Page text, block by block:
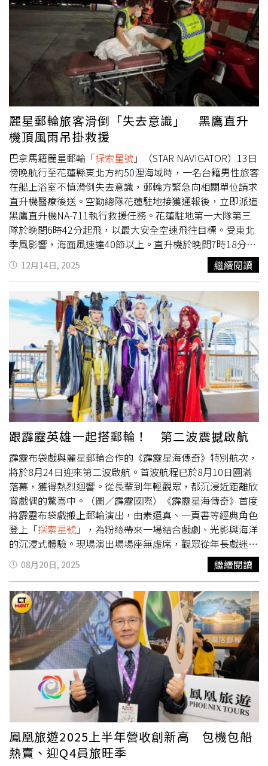
就很常當「主揪」帶家族旅遊的她，去年甚至曾組了30人的
大家庭旅行團前往大阪。而在郵輪上時常被粉絲認出、要求
合照，陳美鳳展現一貫的親民作風，直言就算素顏也完全沒
問題。每次聽到粉絲小心翼翼詢問「方便合照嗎？」她都會
帶著招牌笑容開心回應：「超方便！」巨星風範圈粉無數。
當郵輪不再只是前往目的地的方式，而逐漸成為旅程本身最
重要的體驗，娛樂內容正成為旅客選擇郵輪的重要因素之
一。麗星郵輪2.0持續透過演唱會、親子活動、主題派對及
分齡化娛樂內容，打造從登船開始便充滿驚喜與回憶的渡假
體驗。隨著暑假旅遊旺季即將到來，麗星郵輪同步推出618
年中慶優惠，首次針對暑假5晚以上航程祭出第三人0元方
案。旅客於6月30日前完成指定航程訂購，另可享每人每晚
最高新台幣800元餐飲消費金優惠，每房最高可享新台幣
11,200元。
（2歲及以上）每晚新台幣600的燃油附加費。此燃油附加
費總額將自動計入旅客的船上帳戶，並需在下船前完成結算
支付。麗星郵輪強調，此附加費將根據燃油價格的變動進行
檢討；若油價回落，附加費可能下調；若油價持續上漲，則
新預訂的附加費可能會作出調整，感謝每位旅客的理解，此
舉將有助於麗星郵輪在持續營運航次的同時，維持旅客所期
望的服務品質與體驗。
麗星郵輪旅客滑倒「失去意識」 黑鷹直升
機頂風雨吊掛救援
巴拿馬籍麗星郵輪「探索星號 」（STAR NAVIGATOR）13日
傍晚航行至花蓮縣東北方約50浬海域時，一名台籍男性旅客
在船上浴室不慎滑倒失去意識，郵輪方緊急向相關單位請求
直升機醫療後送。空勤總隊花蓮駐地接獲通報後，立即派遣
黑鷹直升機NA-711執行救援任務。花蓮駐地第一大隊第三
隊於晚間6時42分起飛，以最大安全空速飛往目標。受東北
季風影響，海面風速達40節以上。直升機於晚間7時18分抵
達目標區時，發現郵輪正航行於500呎以下的雨區內，天候
條件惡劣。經機組人員進行風險評估後，決定採取擔架吊掛
方式執行救援。由於郵輪甲板兩側搭設帳棚，直升機先於後
方實施高低空偵察確認吊掛位置，隨後在強風與降雨中成功
將傷患固定並吊掛上機。直升機隨即返航花蓮，於晚間8時4
分降落花蓮機場，並由花蓮縣消防局救護車接駁，將患者送
往醫院治療。
12月14日, 2025 繼續閱讀
跟霹靂英雄一起搭郵輪！ 第二波震撼啟航
霹靂布袋戲與麗星郵輪合作的《霹靂星海傳奇》特別航次，
將於8月24日迎來第二波啟航。首波航程已於8月10日圓滿
落幕，獲得熱烈迴響。從長輩到年輕觀眾，都沉浸近距離欣
賞戲偶的驚喜中。（圖／霹靂國際）《霹靂星海傳奇》首度
將霹靂布袋戲搬上郵輪演出，由素還真、一頁書等經典角色
登上「探索星號 」，為粉絲帶來一場結合戲劇、光影與海洋
的沉浸式體驗。現場演出場場座無虛席，觀眾從年長戲迷到
年輕世代，皆為近距離欣賞到戲偶工藝而興奮不已。此次合
作旨在推廣傳統文化與粉絲體驗，除了專場演出，船上還規
戲偶展示，由資深操偶師親自演繹。活動還邀請Coser與歌
手同台，打造多元豐富的航程。由於粉絲反應熱烈，主辦單
位決定加開第二波限定航程。霹靂布袋戲團隊表示，這次的
海上初體驗為品牌寫下全新里程碑，並期許未來能創造更多
瘋狂又有趣的合作可能性。
08月20日, 2025 繼續閱讀
鳳凰旅遊2025上半年營收創新高 包機包船
熱賣、迎Q4員旅旺季